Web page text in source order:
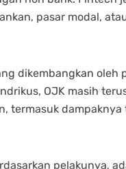
pasar modal,
dikembangkan oleh
OJK masih
termasuk
pelakunya,